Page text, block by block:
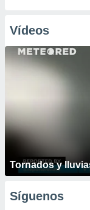
Vídeos
Tornados y
Síguenos